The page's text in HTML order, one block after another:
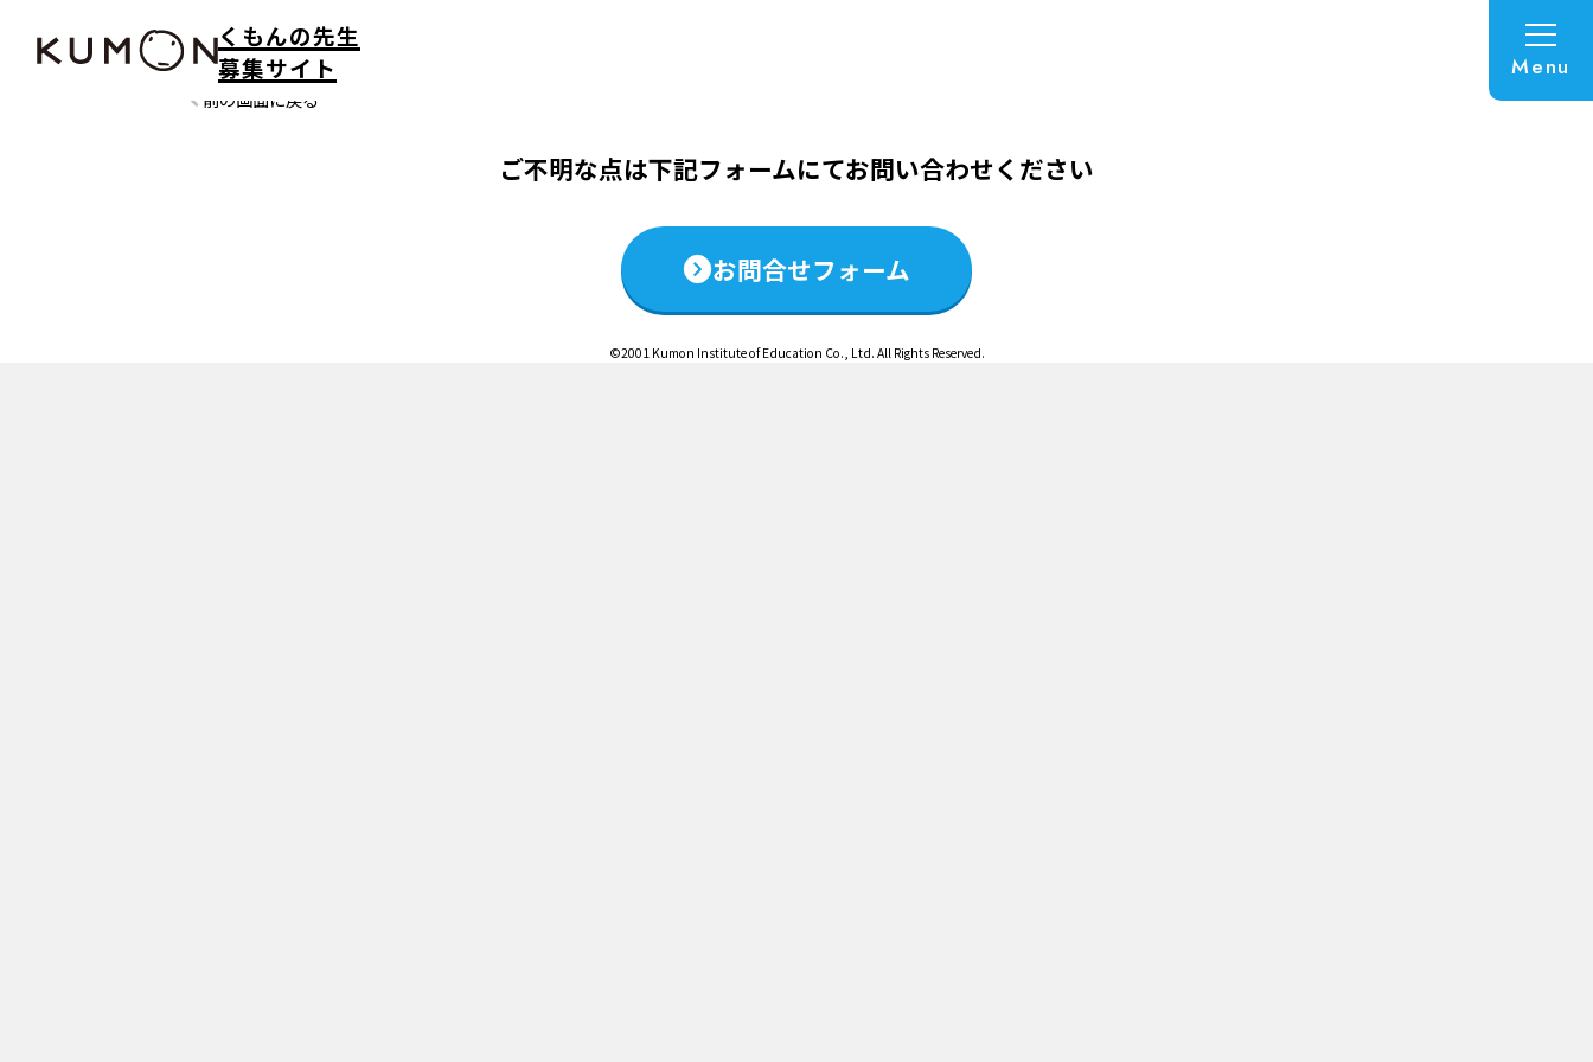
くもんの先生
募集サイト
Menu
前の画面に戻る
ご不明な点は下記フォームにてお問い合わせください
お問合せフォーム
©2001 Kumon Institute of Education Co., Ltd. All Rights Reserved.